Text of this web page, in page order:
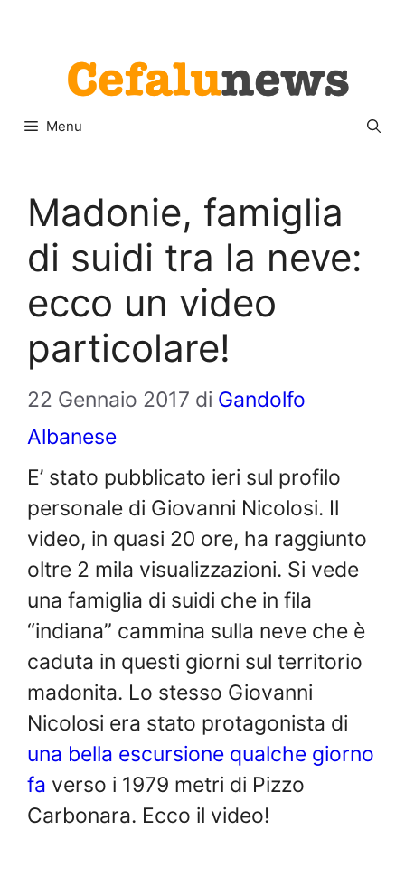
contenuto
Menu
Madonie, famiglia
di suidi tra la neve:
ecco un video
particolare!
22 Gennaio 2017 di Gandolfo
Albanese
E’ stato pubblicato ieri sul profilo
personale di Giovanni Nicolosi. Il
video, in quasi 20 ore, ha raggiunto
oltre 2 mila visualizzazioni. Si vede
una famiglia di suidi che in fila
“indiana” cammina sulla neve che è
caduta in questi giorni sul territorio
madonita. Lo stesso Giovanni
Nicolosi era stato protagonista di
una bella escursione qualche giorno
fa verso i 1979 metri di Pizzo
Carbonara. Ecco il video!